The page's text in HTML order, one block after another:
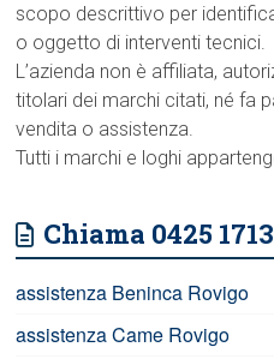
scopo descrittivo per
o oggetto di interventi tecnici.
L’azienda non è affiliata,
titolari dei marchi citati, né fa
vendita o assistenza.
Tutti i marchi e loghi
Chiama 0425
assistenza Beninca Rovigo
assistenza Came Rovigo